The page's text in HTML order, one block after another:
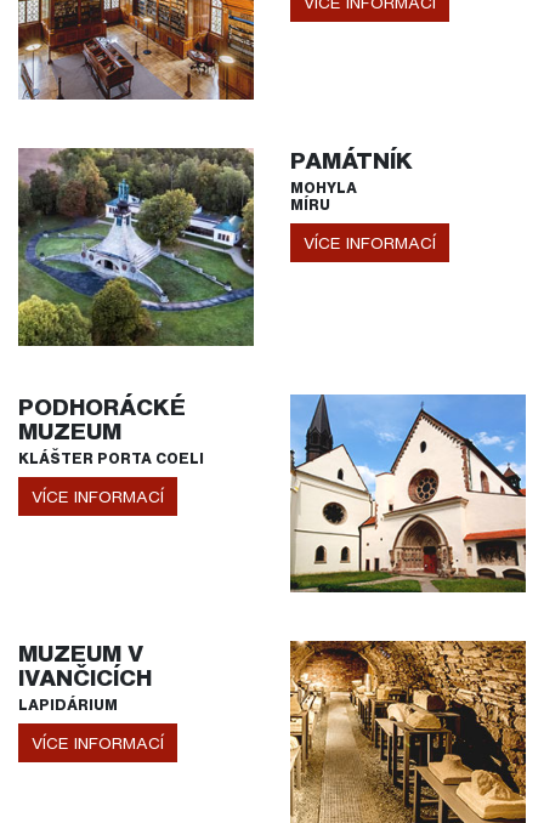
PAMÁTNÍK
MOHYLA
MÍRU
VÍCE INFORMACÍ
PODHORÁCKÉ
MUZEUM
KLÁŠTER PORTA COELI
VÍCE INFORMACÍ
MUZEUM V
IVANČICÍCH
LAPIDÁRIUM
VÍCE INFORMACÍ